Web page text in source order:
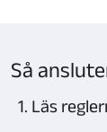
Så
1. Läs